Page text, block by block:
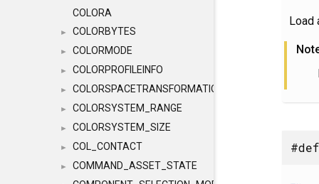
COLORA
► COLORBYTES
► COLORMODE
► COLORPROFILEINFO
► COLORSPACETRANSFORMATION
► COLORSYSTEM_RANGE
► COLORSYSTEM_SIZE
► COL_CONTACT
► COMMAND_ASSET_STATE
Load